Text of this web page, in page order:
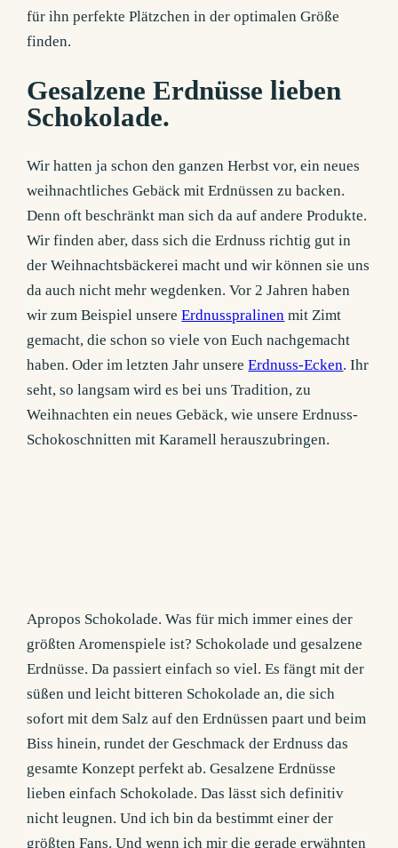
für ihn perfekte Plätzchen in der optimalen Größe
finden.
Gesalzene Erdnüsse lieben
Schokolade.
Wir hatten ja schon den ganzen Herbst vor, ein neues
weihnachtliches Gebäck mit Erdnüssen zu backen.
Denn oft beschränkt man sich da auf andere Produkte.
Wir finden aber, dass sich die Erdnuss richtig gut in
der Weihnachtsbäckerei macht und wir können sie uns
da auch nicht mehr wegdenken. Vor 2 Jahren haben
wir zum Beispiel unsereErdnusspralinen mit Zimt
gemacht, die schon so viele von Euch nachgemacht
haben. Oder im letzten Jahr unsereErdnuss-Ecken. Ihr
seht, so langsam wird es bei uns Tradition, zu
Weihnachten ein neues Gebäck, wie unsere Erdnuss-
Schokoschnitten mit Karamell herauszubringen.
Apropos Schokolade. Was für mich immer eines der
größten Aromenspiele ist? Schokolade und gesalzene
Erdnüsse. Da passiert einfach so viel. Es fängt mit der
süßen und leicht bitteren Schokolade an, die sich
sofort mit dem Salz auf den Erdnüssen paart und beim
Biss hinein, rundet der Geschmack der Erdnuss das
gesamte Konzept perfekt ab. Gesalzene Erdnüsse
lieben einfach Schokolade. Das lässt sich definitiv
nicht leugnen. Und ich bin da bestimmt einer der
größten Fans. Und wenn ich mir die gerade erwähnten